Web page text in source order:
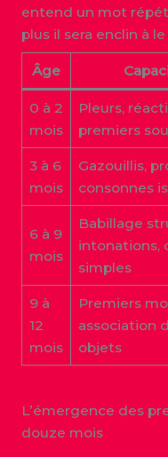
entend un mot
plus il sera enclin à
Âge
0 à 2
mois
Pleurs,
premiers
3 à 6
mois
Gazouillis,
consonnes
6 à 9
mois
Babillage
intonations,
simples
9 à
12
mois
Premiers
association
objets
L’émergence des
douze mois